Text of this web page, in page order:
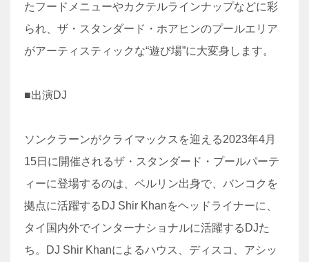
たフードメニューやカクテルラインナップなどに彩
られ、ザ・スタンダード・ホアヒンのプールエリア
がアーティスティックな“遊び場”に大変身します。
■出演DJ
ソンクラーンがクライマックスを迎える2023年4月
15日に開催されるザ・スタンダード・プールパーテ
ィーに登場するのは、ベルリン出身で、バンコクを
拠点に活躍するDJ Shir Khanをヘッドライナーに、
タイ国内外でインターナショナルに活躍するDJた
ち。DJ Shir Khanによるハウス、ディスコ、アシッ